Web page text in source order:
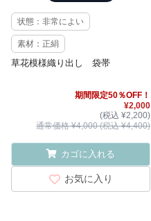
状態：非常によい
素材：正絹
草花模様織り出し 袋帯
期間限定50％OFF！
¥2,000
(税込 ¥2,200)
通常価格 ¥4,000 (税込 ¥4,400)
カゴに入れる
お気に入り